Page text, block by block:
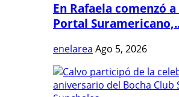
En Rafaela comenzó
Portal
enelarea Ago 5, 2026